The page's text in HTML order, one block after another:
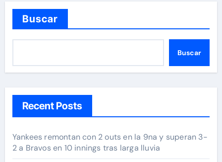
Buscar
Buscar
Recent Posts
Yankees remontan con 2 outs en la 9na y superan 3-
2 a Bravos en 10 innings tras larga lluvia